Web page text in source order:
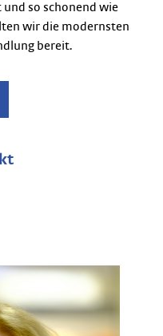
so schonend wie
wir die modernsten
bereit.